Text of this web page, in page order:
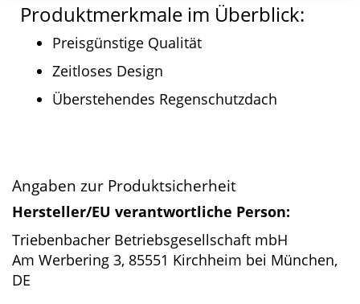
Produktmerkmale im Überblick:
Preisgünstige Qualität
Zeitloses Design
Überstehendes Regenschutzdach
Angaben zur Produktsicherheit
Hersteller/EU verantwortliche Person:
Triebenbacher Betriebsgesellschaft mbH
Am Werbering 3, 85551 Kirchheim bei München,
DE